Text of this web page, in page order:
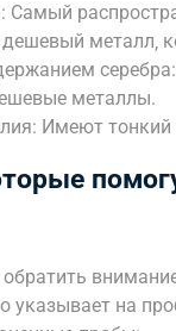
металл‚
металлы.
Имеют тонкий
обратить
указывает на